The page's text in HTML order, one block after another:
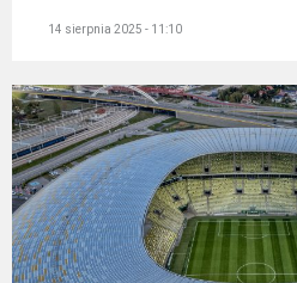
14 sierpnia 2025 - 11:10